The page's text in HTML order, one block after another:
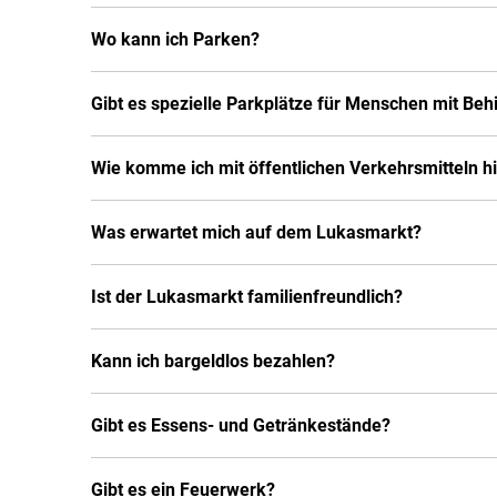
zum
Lukasmarkt
Wo kann ich Parken?
Gibt es spezielle Parkplätze für Menschen mit
Wie komme ich mit öffentlichen Verkehrsmitteln
Was erwartet mich auf dem Lukasmarkt?
Ist der Lukasmarkt familienfreundlich?
Kann ich bargeldlos bezahlen?
Gibt es Essens- und Getränkestände?
Gibt es ein Feuerwerk?